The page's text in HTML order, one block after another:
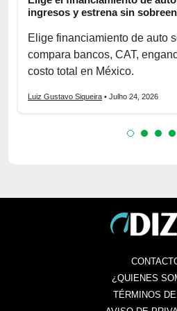
ingresos y estrena sin
Elige financiamiento de auto
compara bancos, CAT,
costo total en México.
Luiz Gustavo Siqueira • Julho 24, 2026
¿QUIENES
TÉRMINOS